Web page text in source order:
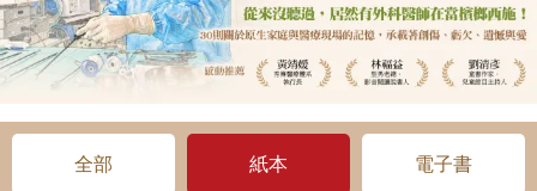
全部 紙本 電子書